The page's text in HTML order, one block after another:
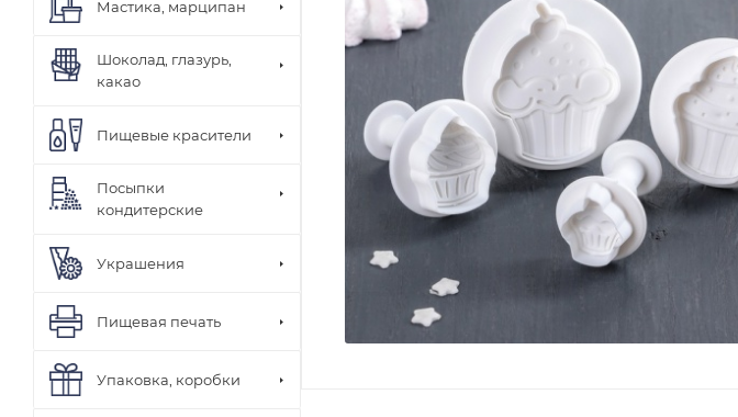
Мастика, марципан
Шоколад, глазурь,
какао
Пищевые красители
Посыпки
кондитерские
Украшения
Пищевая печать
Упаковка, коробки